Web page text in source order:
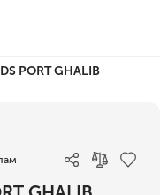
PORT GHALIB